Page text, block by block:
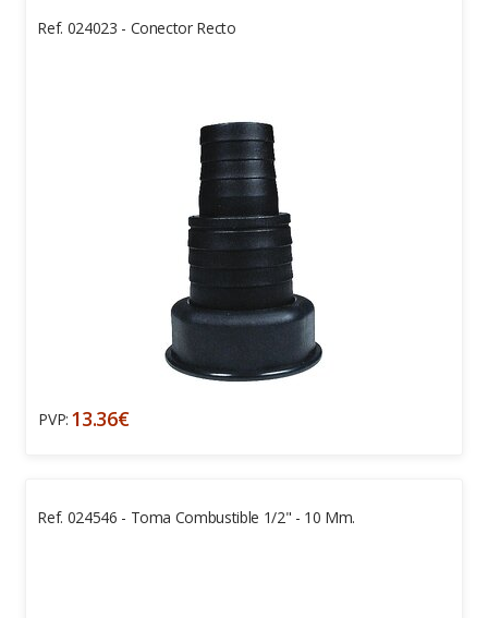
Ref. 024023 - Conector Recto
PVP: 13.36€
Ref. 024546 - Toma Combustible 1/2" - 10 Mm.